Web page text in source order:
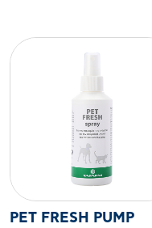
PET FRESH PUMP